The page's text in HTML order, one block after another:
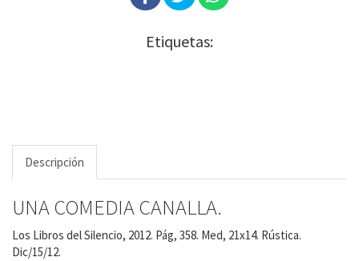
Etiquetas:
Descripción
UNA COMEDIA CANALLA.
Los Libros del Silencio, 2012. Pág, 358. Med, 21x14. Rústica.
Dic/15/12.